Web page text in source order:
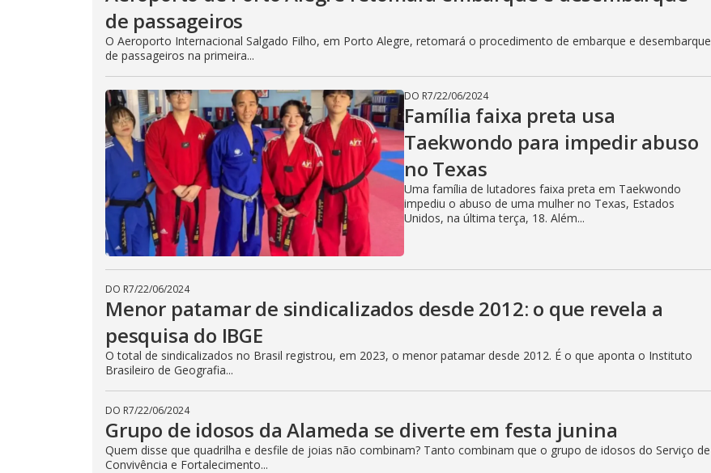
de passageiros
O Aeroporto Internacional Salgado Filho, em Porto Alegre, retomará o procedimento de embarque e desembarque
de passageiros na primeira...
DO R7/22/06/2024
Família faixa preta usa
Taekwondo para impedir abuso
no Texas
Uma família de lutadores faixa preta em Taekwondo
impediu o abuso de uma mulher no Texas, Estados
Unidos, na última terça, 18. Além...
DO R7/22/06/2024
Menor patamar de sindicalizados desde 2012: o que revela a
pesquisa do IBGE
O total de sindicalizados no Brasil registrou, em 2023, o menor patamar desde 2012. É o que aponta o Instituto
Brasileiro de Geografia...
DO R7/22/06/2024
Grupo de idosos da Alameda se diverte em festa junina
Quem disse que quadrilha e desfile de joias não combinam? Tanto combinam que o grupo de idosos do Serviço de
Convivência e Fortalecimento...